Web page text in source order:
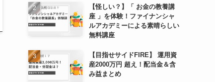
【怪しい？】「 お金の教養講
座 」を体験！ファイナンシャ
ルアカデミーによる素晴らしい
無料講座
【目指せサイドFIRE】 運用資
産2000万円 超え！配当金＆含
み益まとめ